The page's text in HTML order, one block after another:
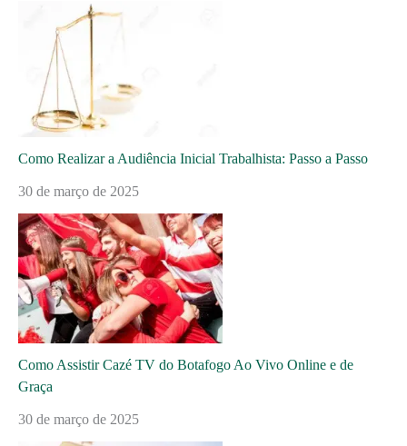
Como Realizar a Audiência Inicial Trabalhista: Passo a Passo
30 de março de 2025
Como Assistir Cazé TV do Botafogo Ao Vivo Online e de
Graça
30 de março de 2025